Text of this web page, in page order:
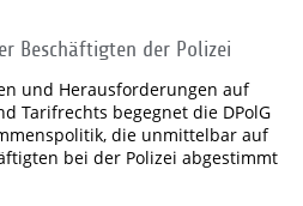
Beschäftigten der Polizei
und Herausforderungen auf
Tarifrechts begegnet die DPolG
die unmittelbar auf
bei der Polizei abgestimmt